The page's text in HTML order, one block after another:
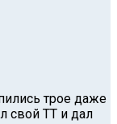
трое даже
свой ТТ и дал